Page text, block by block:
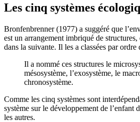
Les cinq systèmes
Bronfenbrenner (1977) a suggéré que
est un arrangement imbriqué de
dans la suivante. Il les a classées par ordre
Il a nommé ces structures le
mésosystème, l’exosystème, le
chronosystème.
Comme les cinq systèmes sont
système sur le développement de l’enfant
les autres.